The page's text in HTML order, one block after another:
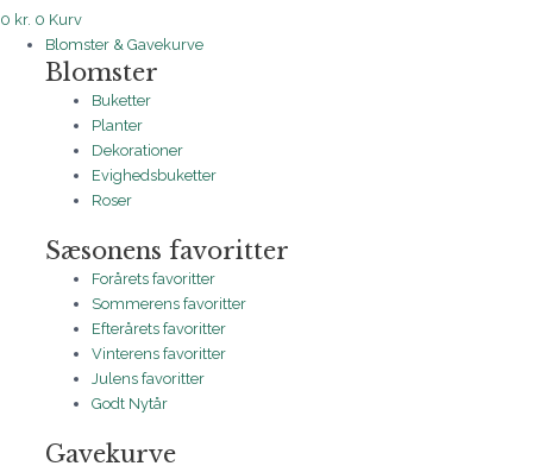
0 kr. 0 Kurv
Blomster & Gavekurve
Blomster
Buketter
Planter
Dekorationer
Evighedsbuketter
Roser
Sæsonens favoritter
Forårets favoritter
Sommerens favoritter
Efterårets favoritter
Vinterens favoritter
Julens favoritter
Godt Nytår
Gavekurve